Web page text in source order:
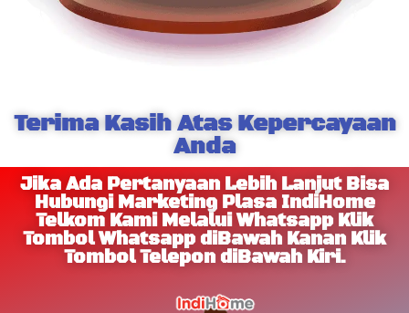
Terima Kasih Atas Kepercayaan
Anda
Jika Ada Pertanyaan Lebih Lanjut Bisa
Hubungi Marketing Plasa IndiHome
Telkom Kami Melalui Whatsapp Klik
Tombol Whatsapp diBawah Kanan Klik
Tombol Telepon diBawah Kiri.